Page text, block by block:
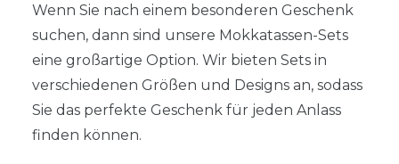
Wenn Sie nach einem besonderen Geschenk
suchen, dann sind unsere Mokkatassen-Sets
eine großartige Option. Wir bieten Sets in
verschiedenen Größen und Designs an, sodass
Sie das perfekte Geschenk für jeden Anlass
finden können.